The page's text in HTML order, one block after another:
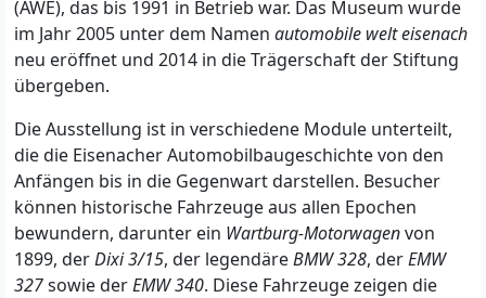
(AWE), das bis 1991 in Betrieb war. Das Museum wurde
im Jahr 2005 unter dem Namen automobile welt eisenach
neu eröffnet und 2014 in die Trägerschaft der Stiftung
übergeben.
Die Ausstellung ist in verschiedene Module unterteilt,
die die Eisenacher Automobilbaugeschichte von den
Anfängen bis in die Gegenwart darstellen. Besucher
können historische Fahrzeuge aus allen Epochen
bewundern, darunter ein Wartburg-Motorwagenvon
1899, derDixi 3/15, der legendäreBMW 328, derEMW
327sowie derEMW 340. Diese Fahrzeuge zeigen die